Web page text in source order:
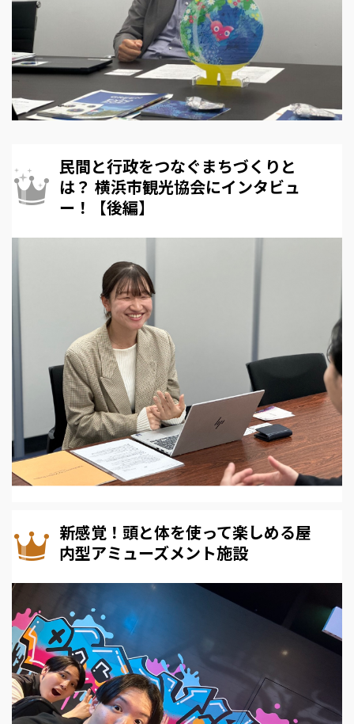
民間と行政をつなぐまちづくりと
は？ 横浜市観光協会にインタビュ
ー！【後編】
新感覚！頭と体を使って楽しめる屋
内型アミューズメント施設